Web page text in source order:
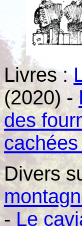
Livres :
(2020) -
des
Divers
- Le